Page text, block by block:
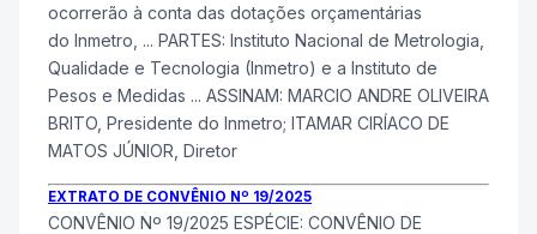
ocorrerão à conta das dotações orçamentárias
do Inmetro , ... PARTES: Instituto Nacional de Metrologia,
Qualidade e Tecnologia (Inmetro) e a Instituto de
Pesos e Medidas ... ASSINAM: MARCIO ANDRE OLIVEIRA
BRITO, Presidente do Inmetro; ITAMAR CIRÍACO DE
MATOS JÚNIOR, Diretor
EXTRATO DE CONVÊNIO Nº 19/2025
CONVÊNIO Nº 19/2025 ESPÉCIE: CONVÊNIO DE